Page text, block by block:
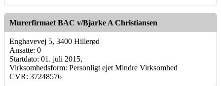
Murerfirmaet BAC v/Bjarke A Christiansen
Enghavevej 5, 3400 Hillerød
Ansatte: 0
Startdato: 01. juli 2015,
Virksomhedsform: Personligt ejet Mindre Virksomhed
CVR: 37248576